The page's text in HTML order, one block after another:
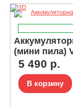
(мини пила)
5 490 р.
В корзину